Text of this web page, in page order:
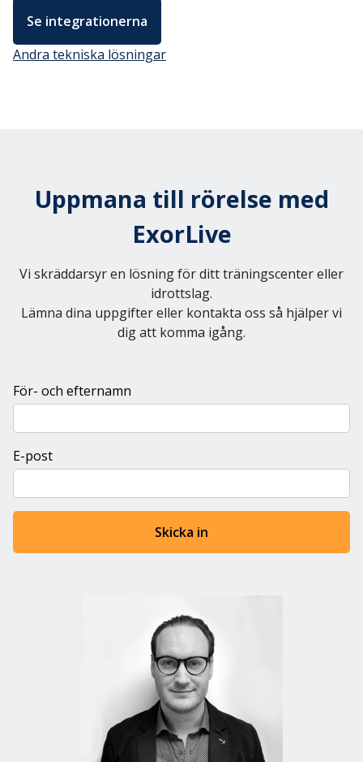
Se integrationerna
Andra tekniska lösningar
Uppmana till rörelse med
ExorLive
Vi skräddarsyr en lösning för ditt träningscenter eller
idrottslag.
Lämna dina uppgifter eller kontakta oss så hjälper vi
dig att komma igång.
För- och efternamn
E-post
Skicka in